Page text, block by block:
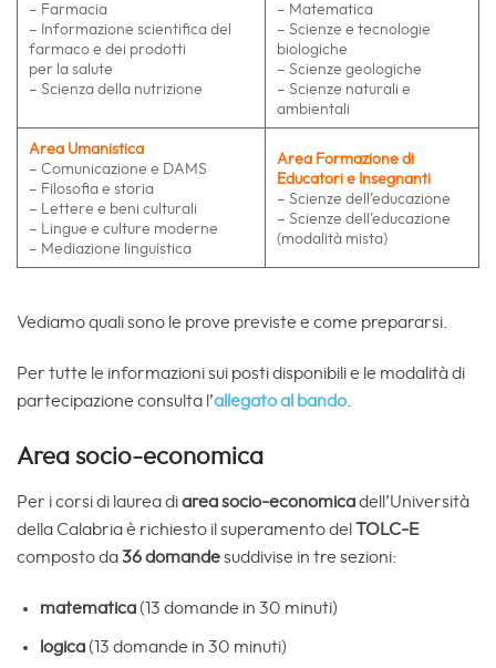
– Farmacia
– Informazione scientifica del
farmaco e dei prodotti
per la salute
– Scienza della nutrizione
– Matematica
– Scienze e tecnologie
biologiche
– Scienze geologiche
– Scienze naturali e
ambientali
Area Umanistica
– Comunicazione e DAMS
– Filosofia e storia
– Lettere e beni culturali
– Lingue e culture moderne
– Mediazione linguistica
Area Formazione di
Educatori e Insegnanti
– Scienze dell’educazione
– Scienze dell’educazione
(modalità mista)
Vediamo quali sono le prove previste e come prepararsi.
Per tutte le informazioni sui posti disponibili e le modalità di
partecipazione consulta l’allegato al bando
Area socio-economica
Per i corsi di laurea diarea socio-economicadell’Università
della Calabria è richiesto il superamento del TOLC-E
composto da36 domandesuddivise in tre sezioni:
matematica(13 domande in 30 minuti)
logica(13 domande in 30 minuti)